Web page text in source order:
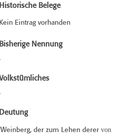
Historische Belege
Kein Eintrag vorhanden
Bisherige Nennung
Deutung
der zum Lehen derer von